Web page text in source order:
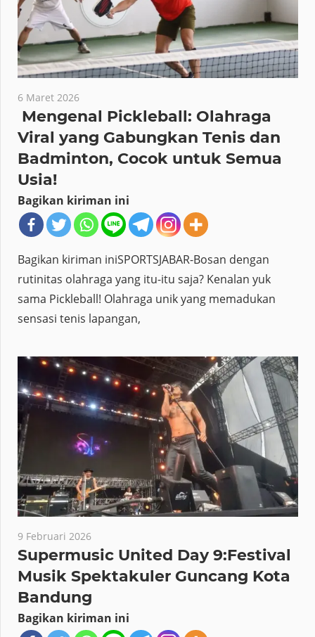
6 Maret 2026
Mengenal Pickleball: Olahraga
Viral yang Gabungkan Tenis dan
Badminton, Cocok untuk Semua
Usia!
Bagikan kiriman ini
Bagikan kiriman iniSPORTSJABAR-Bosan dengan
rutinitas olahraga yang itu-itu saja? Kenalan yuk
sama Pickleball! Olahraga unik yang memadukan
sensasi tenis lapangan,
9 Februari 2026
Supermusic United Day 9:Festival
Musik Spektakuler Guncang Kota
Bandung
Bagikan kiriman ini